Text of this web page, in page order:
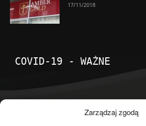
Zarządzaj zgodą
17/11/2018
COVID-19 - WAŻNE